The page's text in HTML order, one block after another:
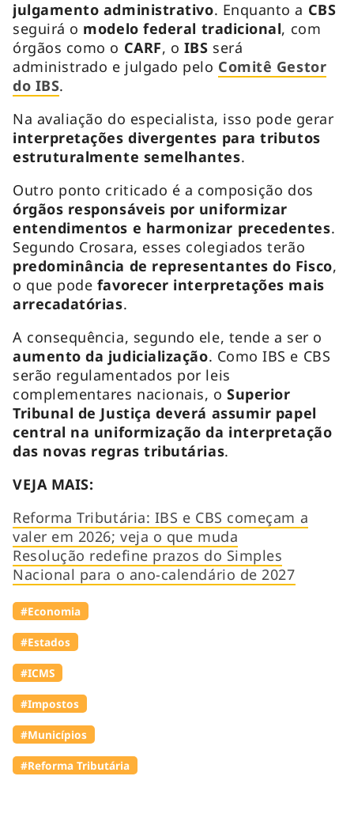
julgamento administrativo. Enquanto a CBS
seguirá o modelo federal tradicional, com
órgãos como o CARF, o IBS será
administrado e julgado pelo Comitê Gestor
do IBS.
Na avaliação do especialista, isso pode gerar
interpretações divergentes para tributos
estruturalmente semelhantes.
Outro ponto criticado é a composição dos
órgãos responsáveis por uniformizar
entendimentos e harmonizar precedentes.
Segundo Crosara, esses colegiados terão
predominância de representantes do Fisco,
o que pode favorecer interpretações mais
arrecadatórias.
A consequência, segundo ele, tende a ser o
aumento da judicialização. Como IBS e CBS
serão regulamentados por leis
complementares nacionais, oSuperior
Tribunal de Justiça deverá assumir papel
central na uniformização da interpretação
das novas regras tributárias.
VEJA MAIS:
Reforma Tributária: IBS e CBS começam a
valer em 2026; veja o que muda
Resolução redefine prazos do Simples
Nacional para o ano-calendário de 2027
#Economia
#Estados
#ICMS
#Impostos
#Municípios
#Reforma Tributária